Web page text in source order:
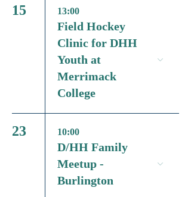
15 13:00
Field Hockey
Clinic for DHH
Youth at
Merrimack
College
23 10:00
D/HH Family
Meetup -
Burlington